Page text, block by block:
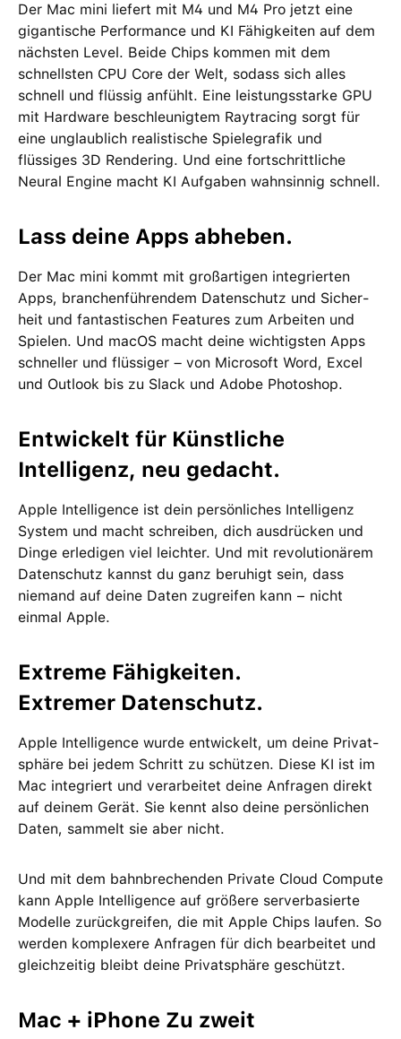
Der Mac mini liefert mit M4 und M4 Pro jetzt eine
gigantische Performance und KI Fähigkeiten auf dem
nächsten Level. Beide Chips kommen mit dem
schnellsten CPU Core der Welt, sodass sich alles
schnell und flüssig anfühlt. Eine leistungsstarke GPU
mit Hardware beschleunigtem Raytracing sorgt für
eine unglaublich realistische Spiele­grafik und
flüssiges 3D Rendering. Und eine fortschrittliche
Neural Engine macht KI Aufgaben wahnsinnig schnell.
Lass deine Apps abheben.
Der Mac mini kommt mit groß­artigen inte­grierten
Apps, branchen­führendem Daten­schutz und Sicher­
heit und fan­tas­tischen Features zum Arbeiten und
Spielen. Und macOS macht deine wichtigsten Apps
schneller und flüssiger – von Microsoft Word, Excel
und Outlook bis zu Slack und Adobe Photoshop.
Entwickelt für Künstliche
Intelligenz, neu gedacht.
Apple Intelligence ist dein per­sön­liches Intelligenz
System und macht schreiben, dich ausdrücken und
Dinge erle­digen viel leichter. Und mit revolutio­närem
Daten­schutz kannst du ganz beruhigt sein, dass
niemand auf deine Daten zu­greifen kann − nicht
einmal Apple.
Extreme Fähig­keiten.
Extremer Daten­schutz.
Apple Intelligence wurde ent­wickelt, um deine Privat­
sphäre bei jedem Schritt zu schützen. Diese KI ist im
Mac integriert und ver­arbeitet deine Anfragen direkt
auf deinem Gerät. Sie kennt also deine persön­lichen
Daten, sammelt sie aber nicht.
Und mit dem bahn­brechenden Private Cloud Compute
kann Apple Intelligence auf größere server­basierte
Modelle zurückgreifen, die mit Apple Chips laufen. So
werden kom­plexere Anfragen für dich bear­beitet und
gleich­zeitig bleibt deine Privat­sphäre geschützt.
Mac + iPhone Zu zweit